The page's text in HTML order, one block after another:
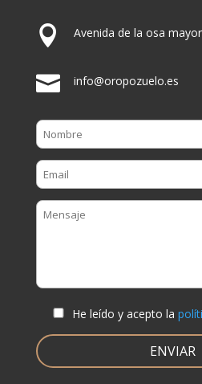
 Avenida de la osa
 info@oropozuelo.es
He leído y acepto la